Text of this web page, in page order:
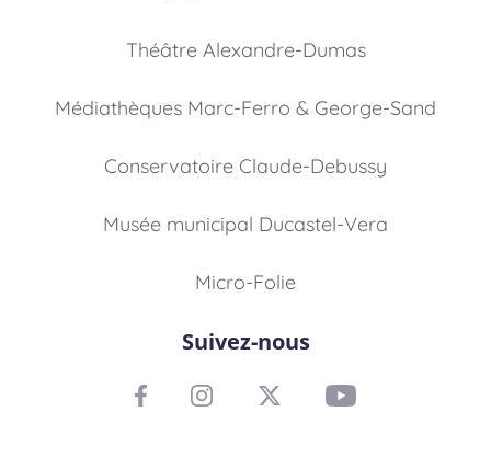
Théâtre Alexandre-Dumas
Médiathèques Marc-Ferro & George-Sand
Conservatoire Claude-Debussy
Musée municipal Ducastel-Vera
Micro-Folie
Suivez-nous